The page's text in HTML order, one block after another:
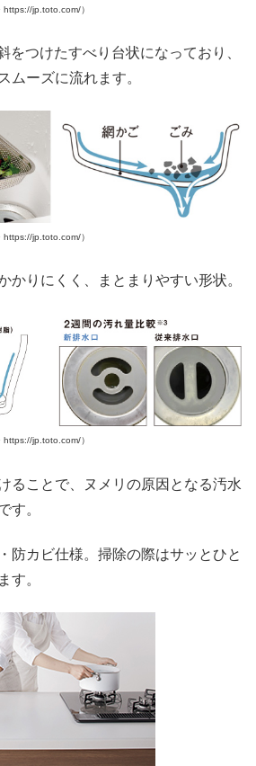
https://jp.toto.com/）
をつけたすべり台状になっており、
ムーズに流れます。
https://jp.toto.com/）
かりにくく、まとまりやすい形状。
https://jp.toto.com/）
ることで、ヌメリの原因となる汚水
す。
防カビ仕様。掃除の際はサッとひと
す。